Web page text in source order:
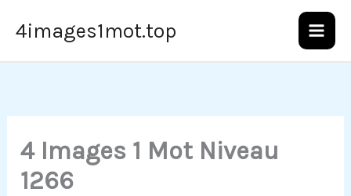
4images1mot.top
4 Images 1 Mot Niveau
1266